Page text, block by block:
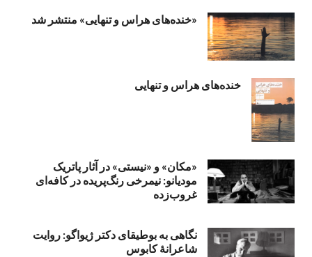
«خنده‌های هراس و تنهایی» منتشر شد
خنده‌های هراس و تنهایی
«مکان» و «نیستی» در آثار پاتریک
مودیانو: نیمرخی رنگ‌پریده در کافه‌ای
غروب‌زده
نگاهی به بوطیقای دکتر ژیواگو: روایت
شاعرانۀ کابوس